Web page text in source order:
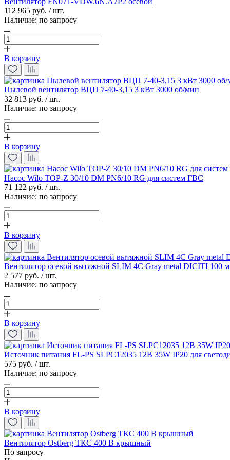
112 965 руб. / шт.
Наличие: по запросу
В корзину
Пылевой вентилятор ВЦП 7-40-3,15 3 кВт 3000 об/мин
32 813 руб. / шт.
Наличие: по запросу
В корзину
Насос Wilo TOP-Z 30/10 DM PN6/10 RG для систем ГВС
71 122 руб. / шт.
Наличие: по запросу
В корзину
Вентилятор осевой вытяжной SLIM 4C Gray metal DICITI 100
2 577 руб. / шт.
Наличие: по запросу
В корзину
Источник питания FL-PS SLPC12035 12В 35W IP20 для
575 руб. / шт.
Наличие: по запросу
В корзину
Вентилятор Ostberg ТКС 400 В крышный
По запросу